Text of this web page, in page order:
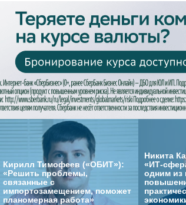
Кирилл Тимофеев («ОБИТ»):
«Решить проблемы,
связанные с
импортозамещением, поможет
планомерная работа»
Никита
«ИТ-
одним из